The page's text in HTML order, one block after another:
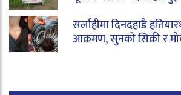
सर्लाहीमा दिनदहाडै
आक्रमण, सुनको सिक्री र